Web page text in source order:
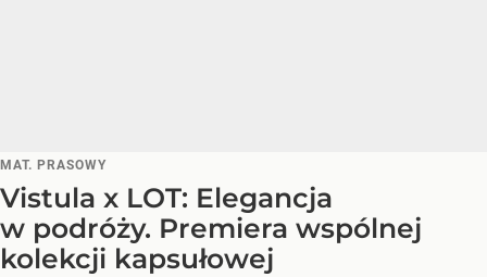
MAT. PRASOWY
Vistula x LOT: Elegancja
w podróży. Premiera wspólnej
kolekcji kapsułowej